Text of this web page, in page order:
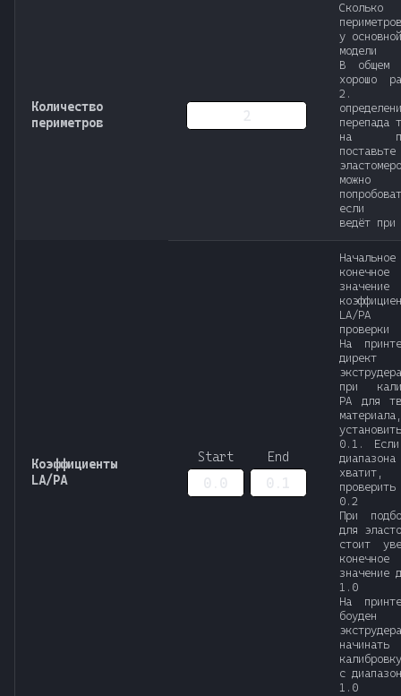
Количество
периметров
Сколько
у
модели
В общем
хорошо
2.
перепада
на
можно
если
ведёт при
Коэффициенты
LA/PA
Start End
конечное
значение
LA/
проверки
На
директ
при
PA для
0.1. Если
0.2
При
для
стоит
конечное
значение
1.0
На
боуден
начинать
с
1.0